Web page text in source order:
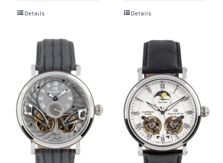
Details Details